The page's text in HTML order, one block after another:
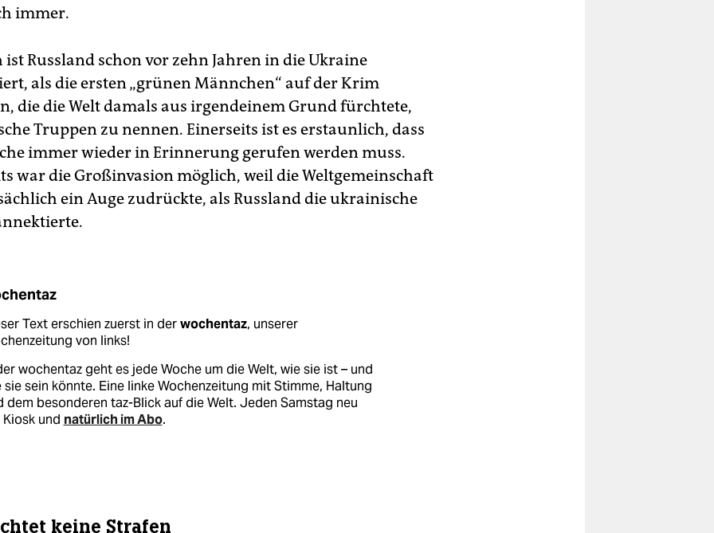
immer.
ist Russland schon vor zehn Jahren in die Ukraine
als die ersten „grünen Männchen“ auf der Krim
die die Welt damals aus irgendeinem Grund fürchtete,
Truppen zu nennen. Einerseits ist es erstaunlich, dass
immer wieder in Erinnerung gerufen werden muss.
war die Großinvasion möglich, weil die Weltgemeinschaft
ein Auge zudrückte, als Russland die ukrainische
Text erschien zuerst in derwochentaz, unserer
von links!
wochentaz geht es jede Woche um die Welt, wie sie ist – und
sie sein könnte. Eine linke Wochenzeitung mit Stimme, Haltung
dem besonderen taz-Blick auf die Welt. Jeden Samstag neu
Kiosk und natürlich im Abo.
keine Strafen